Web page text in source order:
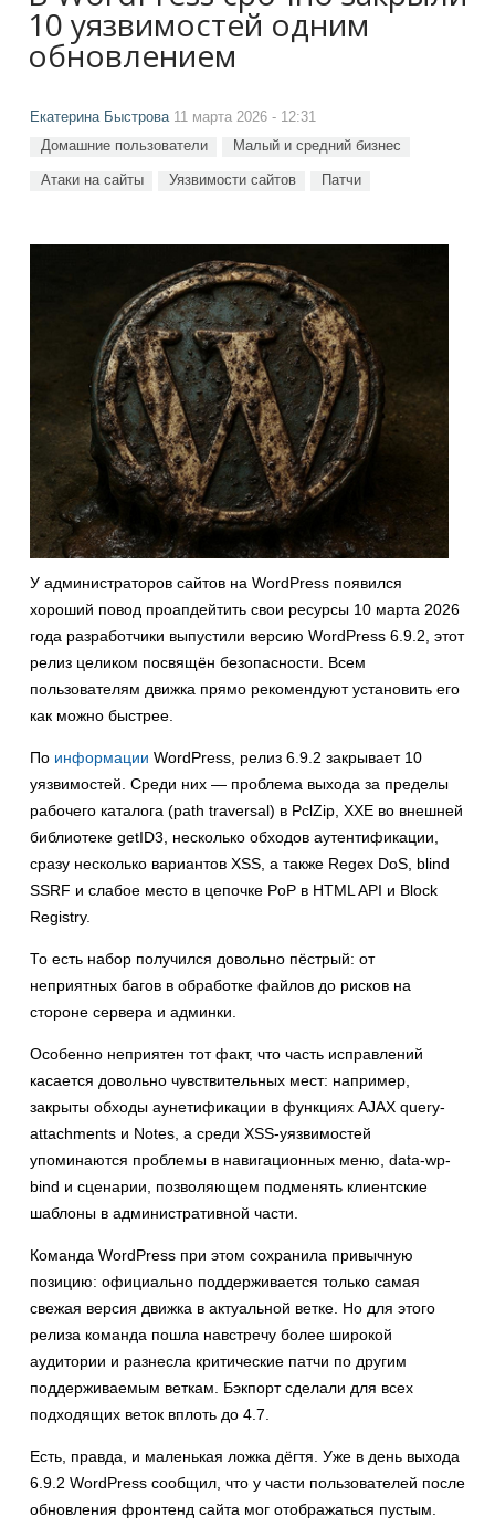
10 уязвимостей одним
обновлением
Екатерина Быстрова11 марта 2026 - 12:31
Домашние пользователи Малый и средний бизнес
Атаки на сайты Уязвимости сайтов Патчи
У администраторов сайтов на WordPress появился
хороший повод проапдейтить свои ресурсы 10 марта 2026
года разработчики выпустили версию WordPress 6.9.2, этот
релиз целиком посвящён безопасности. Всем
пользователям движка прямо рекомендуют установить его
как можно быстрее.
По информации WordPress, релиз 6.9.2 закрывает 10
уязвимостей. Среди них — проблема выхода за пределы
рабочего каталога (path traversal) в PclZip, XXE во внешней
библиотеке getID3, несколько обходов аутентификации,
сразу несколько вариантов XSS, а также Regex DoS, blind
SSRF и слабое место в цепочке PoP в HTML API и Block
Registry.
То есть набор получился довольно пёстрый: от
неприятных багов в обработке файлов до рисков на
стороне сервера и админки.
Особенно неприятен тот факт, что часть исправлений
касается довольно чувствительных мест: например,
закрыты обходы аунетификации в функциях AJAX query-
attachments и Notes, а среди XSS-уязвимостей
упоминаются проблемы в навигационных меню, data-wp-
bind и сценарии, позволяющем подменять клиентские
шаблоны в административной части.
Команда WordPress при этом сохранила привычную
позицию: официально поддерживается только самая
свежая версия движка в актуальной ветке. Но для этого
релиза команда пошла навстречу более широкой
аудитории и разнесла критические патчи по другим
поддерживаемым веткам. Бэкпорт сделали для всех
подходящих веток вплоть до 4.7.
Есть, правда, и маленькая ложка дёгтя. Уже в день выхода
6.9.2 WordPress сообщил, что у части пользователей после
обновления фронтенд сайта мог отображаться пустым.